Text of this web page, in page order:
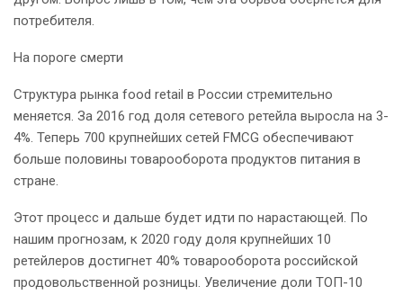
потребителя.
На пороге смерти
Структура рынка food retail в России стремительно
меняется. За 2016 год доля сетевого ретейла выросла на 3-
4%. Теперь 700 крупнейших сетей FMCG обеспечивают
больше половины товарооборота продуктов питания в
стране.
Этот процесс и дальше будет идти по нарастающей. По
нашим прогнозам, к 2020 году доля крупнейших 10
ретейлеров достигнет 40% товарооборота российской
продовольственной розницы. Увеличение доли ТОП-10